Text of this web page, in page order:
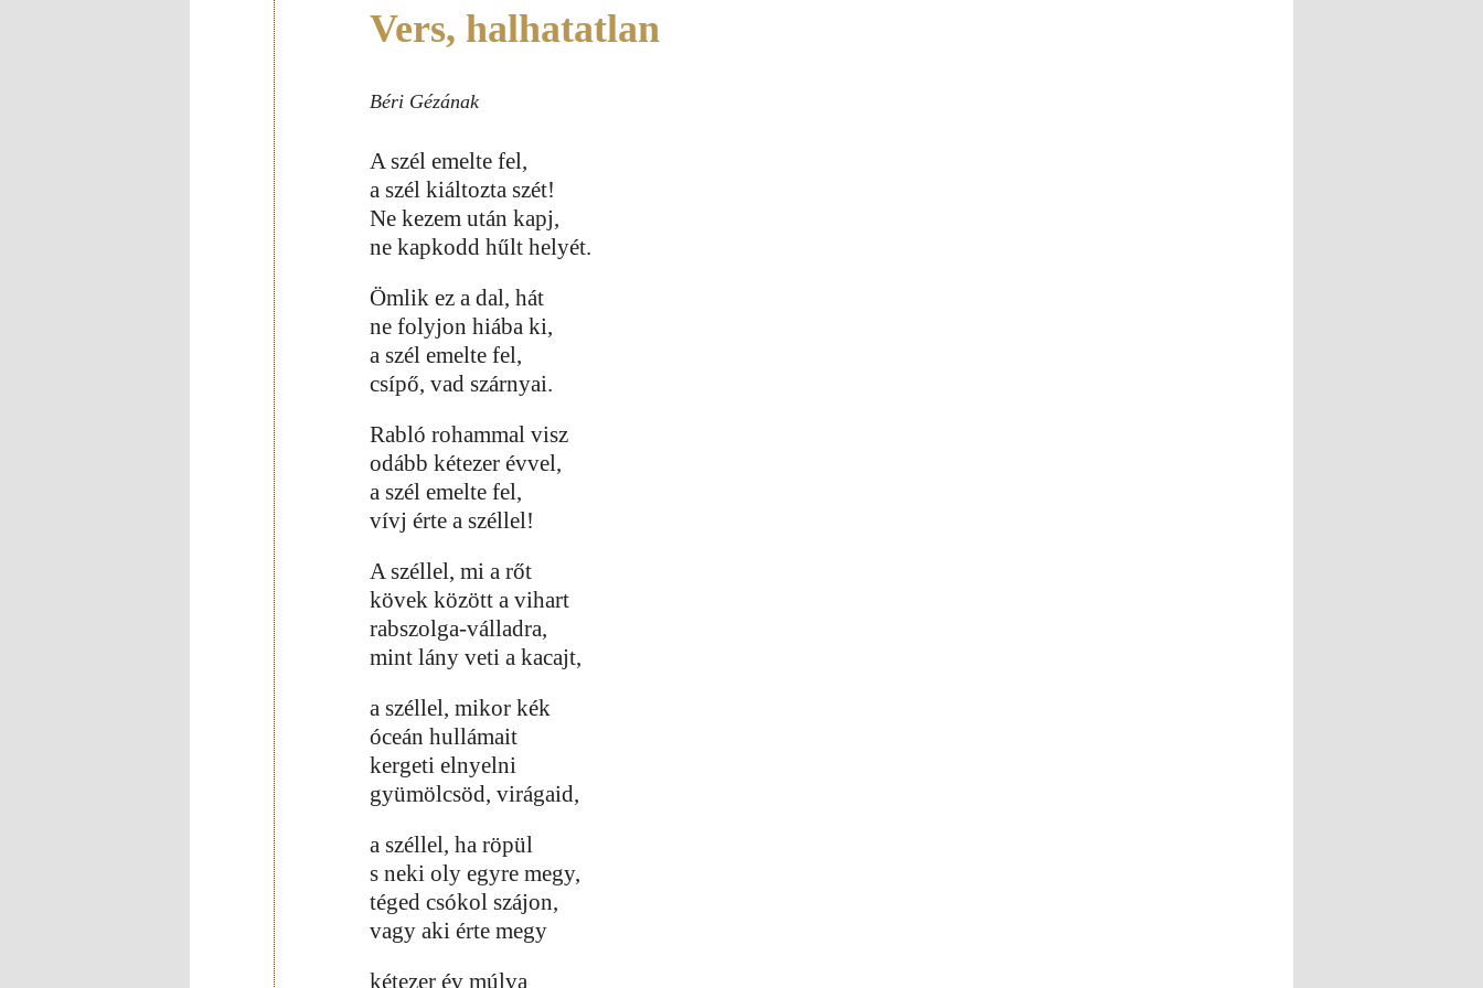
Vers, halhatatlan
Béri Gézának
A szél emelte fel,
a szél kiáltozta szét!
Ne kezem után kapj,
ne kapkodd hűlt helyét.
Ömlik ez a dal, hát
ne folyjon hiába ki,
a szél emelte fel,
csípő, vad szárnyai.
Rabló rohammal visz
odább kétezer évvel,
a szél emelte fel,
vívj érte a széllel!
A széllel, mi a rőt
kövek között a vihart
rabszolga-válladra,
mint lány veti a kacajt,
a széllel, mikor kék
óceán hullámait
kergeti elnyelni
gyümölcsöd, virágaid,
a széllel, ha röpül
s neki oly egyre megy,
téged csókol szájon,
vagy aki érte megy
kétezer év múlva